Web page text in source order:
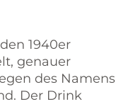
1940er
genauer
des Namens
Der Drink